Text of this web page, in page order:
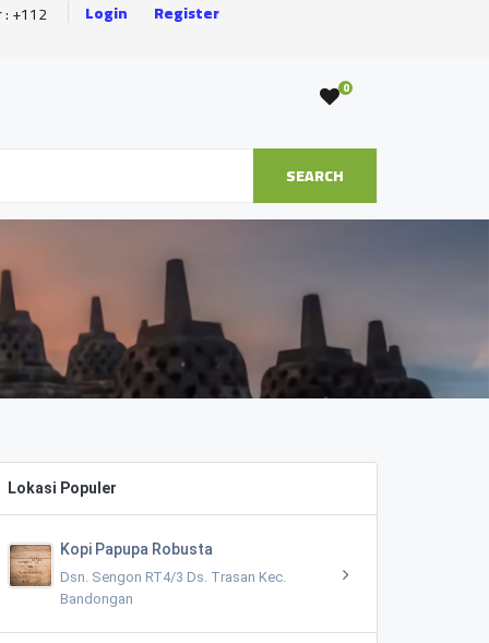
: +112 Login Register
0
SEARCH
Lokasi Populer
Kopi Papupa Robusta
Dsn. Sengon RT4/3 Ds. Trasan Kec.
Bandongan